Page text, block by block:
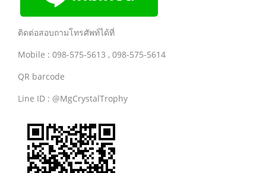
ติดต่อสอบถามโทรศัพท์ได้ที่
Mobile : 098-575-5613 , 098-575-5614
QR barcode
Line ID : @MgCrystalTrophy